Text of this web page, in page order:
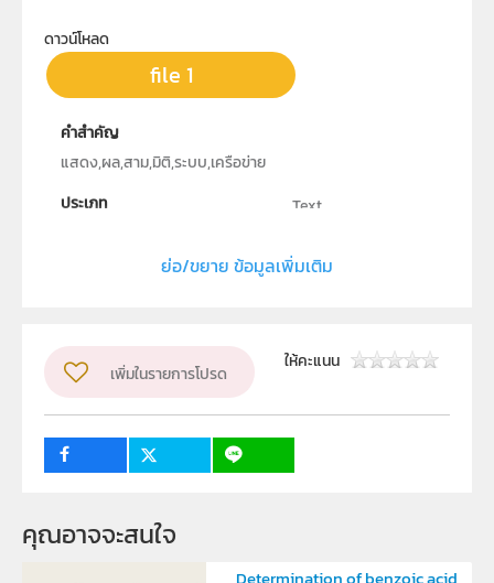
ดาวน์โหลด
file 1
คำสำคัญ
แสดง,ผล,สาม,มิติ,ระบบ,เครือข่าย
ประเภท
Text
สถาบันส่งเสริมการสอนวิทยาศาสตร์และเทคโนโลยี
กลุ่มเป้าหมาย
ครู, นักเรียน, บุคคลทั่วไป
ย่อ/ขยาย ข้อมูลเพิ่มเติม
เพิ่มในรายการโปรด
ให้คะแนน
คุณอาจจะสนใจ